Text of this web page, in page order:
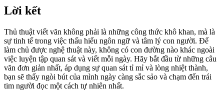
Lời kết
Thủ thuật viết văn không phải là những công thức khô khan, mà là
sự tinh tế trong việc thấu hiểu ngôn ngữ và tâm lý con người. Để
làm chủ được nghệ thuật này, không có con đường nào khác ngoài
việc luyện tập quan sát và viết mỗi ngày. Hãy bắt đầu từ những câu
văn đơn giản nhất, áp dụng sự quan sát tỉ mỉ và lòng nhiệt thành,
bạn sẽ thấy ngòi bút của mình ngày càng sắc sảo và chạm đến trái
tim người đọc một cách tự nhiên nhất.